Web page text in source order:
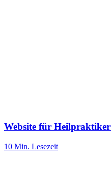
Website für
10 Min. Lesezeit